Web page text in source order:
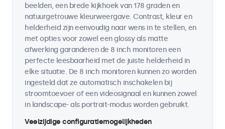
beelden, een brede kijkhoek van 178 graden en
natuurgetrouwe kleurweergave. Contrast, kleur en
helderheid zijn eenvoudig naar wens in te stellen, en
met opties voor zowel een glossy als matte
afwerking garanderen de 8 inch monitoren een
perfecte leesbaarheid met de juiste helderheid in
elke situatie. De 8 inch monitoren kunnen zo worden
ingesteld dat ze automatisch inschakelen bij
stroomtoevoer of een videosignaal en kunnen zowel
in landscape- als portrait-modus worden gebruikt.
Veelzijdige configuratiemogelijkheden